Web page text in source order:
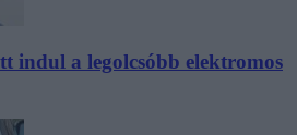
indul a legolcsóbb elektromos